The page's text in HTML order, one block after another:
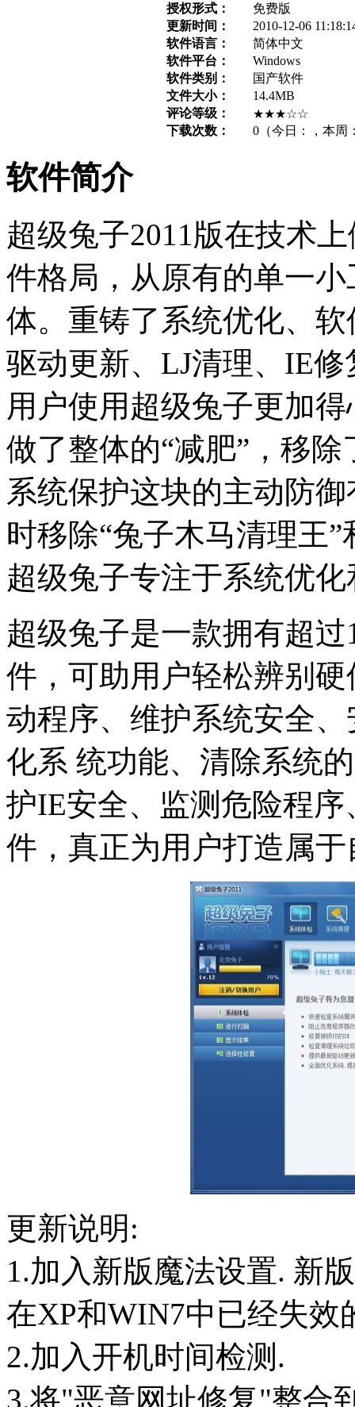
授权形式：
免费版
更新时间：
2010-12-06
软件语言：
简体中文
软件平台：
Windows
软件类别：
国产软件
文件大小：
14.4MB
评论等级：
★★★☆☆
下载次数：
0 （今日： ，本周
软件简介
超级兔子2011版在技术
件格局，从原有的单一
体。重铸了系统优化、
驱动更新、LJ清理、IE
用户使用超级兔子更加
做了整体的“减肥”，移
系统保护这块的主动防
时移除“兔子木马清理王
超级兔子专注于系统优
超级兔子是一款拥有超
件，可助用户轻松辨别
动程序、维护系统安全
化系 统功能、清除系统
护IE安全、监测危险程
件，真正为用户打造属
更新说明:
1.加入新版魔法设置. 新
在XP和WIN7中已经失效
2.加入开机时间检测.
3.将"恶意网址修复"整合